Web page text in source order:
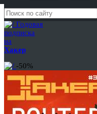
Годовая
подписка
на
Хакер
-50%